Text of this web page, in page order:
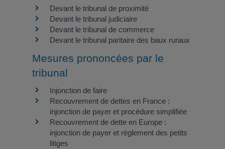
Devant le tribunal de proximité
Devant le tribunal judiciaire
Devant le tribunal de commerce
Devant le tribunal paritaire des baux ruraux
Mesures prononcées par le
tribunal
Injonction de faire
Recouvrement de dettes en France :
injonction de payer et procédure simplifiée
Recouvrement de dette en Europe :
injonction de payer et règlement des petits
litiges